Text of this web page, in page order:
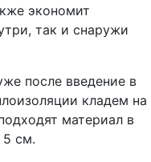
экономит
так и снаружи
после введение в
кладем на
материал в
5 см.